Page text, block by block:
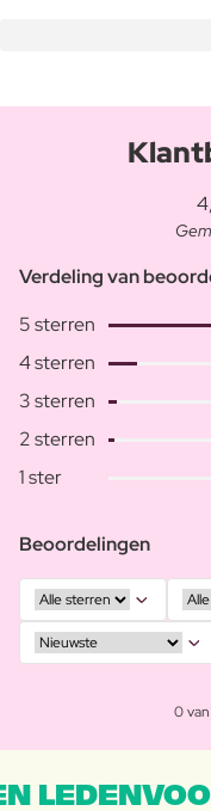
Verdeling van
5 sterren
4 sterren
3 sterren
2 sterren
1 ster
Beoordelingen
0